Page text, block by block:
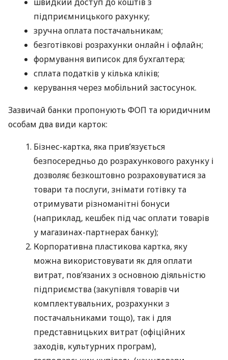
підприємницького рахунку;
зручна оплата постачальникам;
безготівкові розрахунки онлайн і офлайн;
формування виписок для бухгалтера;
сплата податків у кілька кліків;
керування через мобільний застосунок.
Зазвичай банки пропонують ФОП та юридичним
особам два види карток:
Бізнес-картка, яка прив’язується
безпосередньо до розрахункового рахунку і
дозволяє безкоштовно розраховуватися за
товари та послуги, знімати готівку та
отримувати різноманітні бонуси
(наприклад, кешбек під час оплати товарів
у магазинах-партнерах банку);
Корпоративна пластикова картка, яку
можна використовувати як для оплати
витрат, пов’язаних з основною діяльністю
підприємства (закупівля товарів чи
комплектувальних, розрахунки з
постачальниками тощо), так і для
представницьких витрат (офіційних
заходів, культурних програм),